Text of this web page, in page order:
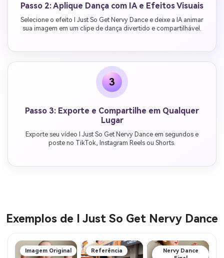
Passo 2: Aplique Dança com IA e Efeitos Visuais
Selecione o efeito I Just So Get Nervy Dance e deixe a IA animar
sua imagem em um clipe de dança divertido e compartilhável.
3
Passo 3: Exporte e Compartilhe em Qualquer
Lugar
Exporte seu vídeo I Just So Get Nervy Dance em segundos e
poste no TikTok, Instagram Reels ou Shorts.
Exemplos de I Just So Get Nervy Dance
Imagem Original Referência
Nervy Dance